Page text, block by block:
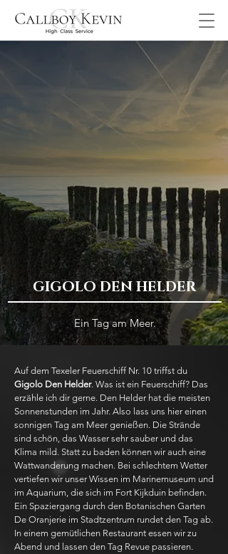
GIGOLO DEN HELDER
Ein Tag am Meer.
Auf dem Texeler Feuerschiff Nr. 10 triffst du
Gigolo Den Helder. Was ist ein Feuerschiff? Das
erzähle ich dir gerne. Den Helder hat die meisten
Sonnenstunden im Jahr. Also lass uns hier einen
sonnigen Tag am Meer genießen. Die Strände
sind schön, das Wasser sehr sauber und das
Klima mild. Statt zu baden können wir auch eine
Wattwanderung machen. Bei schlechtem Wetter
vertiefen wir unser Wissen im Marinemuseum und
im Aquarium, die sich im Fort Kijkduin befinden.
Ein Spaziergang durch den Botanischen Garten
De Oranjerie im Stadtzentrum rundet den Tag ab.
In einem gemütlichen Restaurant essen wir zu
Abend und lassen den Tag Revue passieren.